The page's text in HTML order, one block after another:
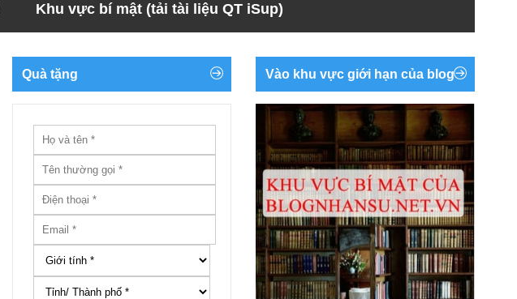
Khu vực bí mật (tải tài liệu QT iSup)
Quà tặng Vào khu vực giới hạn của blog